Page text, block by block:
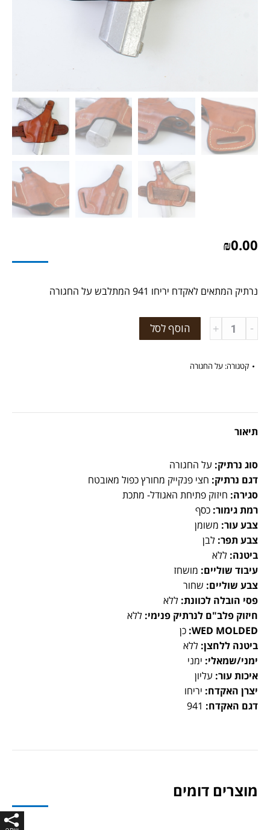
₪0.00
נרתיק המתאים לאקדח יריחו 941 המתלבש על החגורה
הוסף לסל
קטגורה: על החגורה
תיאור
סוג נרתיק: על החגורה
דגם נרתיק: חצי פנקייק מחורץ כפול מאובטח
סגירה: חיזוק פתיחת האגודל- מתכת
רמת גימור: כסף
צבע עור: משומן
צבע תפר: לבן
ביטנה: ללא
עיבוד שוליים: מושחז
צבע שוליים: שחור
פסי הובלה לכוונת: ללא
חיזוק פלב"ם לנרתיק פנימי: ללא
WED MOLDED: כן
ביטנה ללחצן: ללא
ימני/שמאלי: ימני
איכות עור: עליון
יצרן האקדח: יריחו
דגם האקדח:
מוצרים דומים